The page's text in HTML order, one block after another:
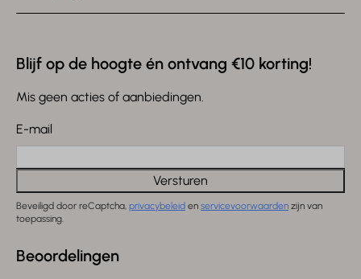
Blijf op de hoogte én ontvang €10 korting!
Mis geen acties of aanbiedingen.
E-mail
Versturen
Beveiligd door reCaptcha, privacybeleid en servicevoorwaarden zijn van
toepassing.
Beoordelingen